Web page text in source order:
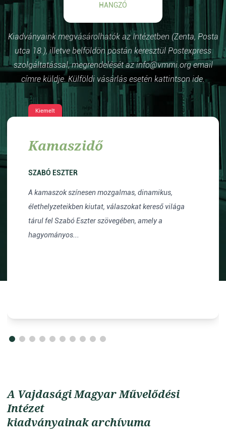
HANGZÓ
Kiadványaink megvásárolhatók az Intézetben (Zenta, Posta
utca 18.), illetve belföldön postán keresztül Postexpress
szolgáltatással, megrendelését az info@vmmi.org email
címre küldje. Külföldi vásárlás esetén kattintson ide.
Kiemelt
Kamaszidő
SZABÓ ESZTER
A kamaszok színesen mozgalmas, dinamikus,
élethelyzeteikben kiutat, válaszokat kereső világa
tárul fel Szabó Eszter szövegében, amely a
hagyományos...
A Vajdasági Magyar Művelődési
Intézet
kiadványainak archívuma